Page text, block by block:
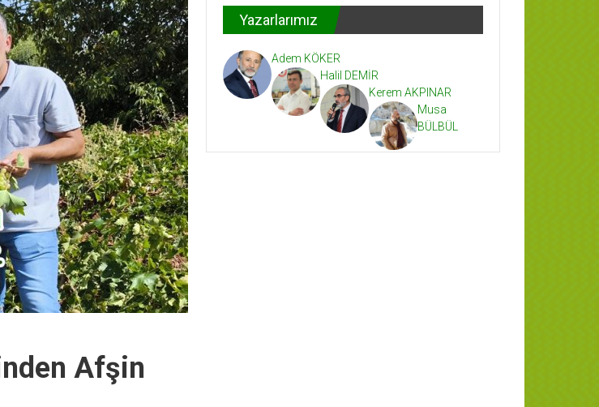
Afşin
Yazarlarımız
Adem KÖKER
Halil DEMİR
Kerem AKPINAR
Musa
BÜLBÜL